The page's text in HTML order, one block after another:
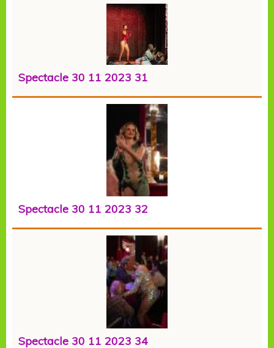
Spectacle 30 11 2023 31
Spectacle 30 11 2023 32
Spectacle 30 11 2023 34